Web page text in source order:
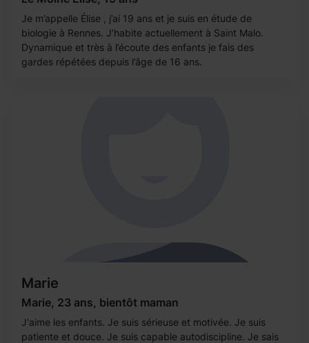
Je m’appelle Élise , j’ai 19 ans et je suis en étude de
biologie à Rennes. J’habite actuellement à Saint Malo.
Dynamique et très à l’écoute des enfants je fais des
gardes répétées depuis l’âge de 16 ans.
Marie
Marie, 23 ans, bientôt maman
J'aime les enfants. Je suis sérieuse et motivée. Je suis
patiente et douce. Je suis capable autodiscipline. Je sais